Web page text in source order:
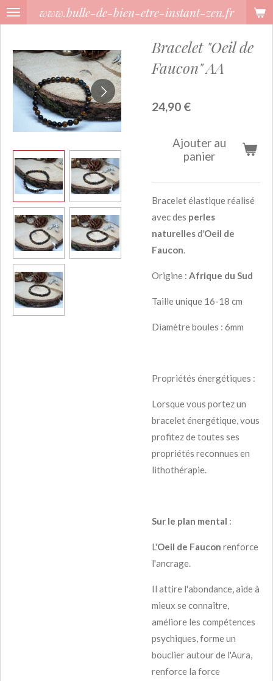
Passer
principal
www.bulle-de-bien-etre-instant-zen.fr
Bracelet "Oeil de
Faucon" AA
24,90 €
Ajouter au
panier
Bracelet élastique réalisé
avec des perles
naturellesd'Oeil de
Faucon.
Origine : Afrique du Sud
Taille unique 16-18 cm
Diamètre boules : 6mm
Propriétés énergétiques :
Lorsque vous portez un
bracelet énergétique, vous
profitez de toutes ses
propriétés reconnues en
lithothérapie.
Sur le plan mental :
L'Oeil de Faucon renforce
l'ancrage.
Il attire l'abondance, aide à
mieux se connaître,
améliore les compétences
psychiques, forme un
bouclier autour de l'Aura,
renforce la force